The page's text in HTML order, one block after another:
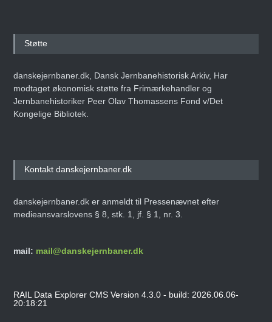
ARTIKELDen 8. maj 2025
Støtte
danskejernbaner.dk, Dansk Jernbanehistorisk Arkiv, Har
modtaget økonomisk støtte fra Frimærkehandler og
Jernbanehistoriker Peer Olav Thomassens Fond v/Det
Kongelige Bibliotek.
Kontakt danskejernbaner.dk
danskejernbaner.dk er anmeldt til Pressenævnet efter
medieansvarslovens § 8, stk. 1, jf. § 1, nr. 3.
mail: mail@danskejernbaner.dk
RAIL Data Explorer CMS Version 4.3.0 - build: 2026.06.06-
20:18:21